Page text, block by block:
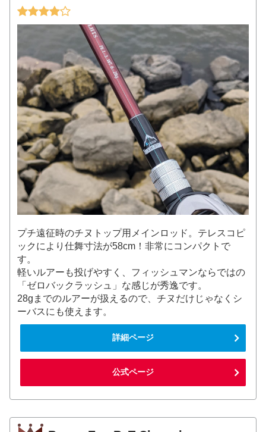
プチ遠征時のチヌトップ用メインロッド。テレスコピ
ックにより仕舞寸法が58cm！非常にコンパクトで
す。
軽いルアーも投げやすく、フィッシュマンならではの
「ゼロバックラッシュ」な感じが秀逸です。
28gまでのルアーが扱えるので、チヌだけじゃなくシ
ーバスにも使えます。
詳細ページ
公式ページ